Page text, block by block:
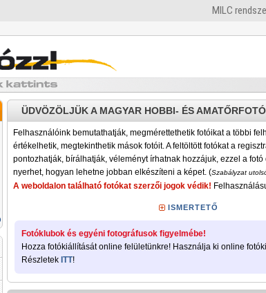
MILC
ÜDVÖZÖLJÜK A MAGYAR HOBBI- ÉS
Felhasználóink bemutathatják, megmérettethetik fotóikat a többi
értékelhetik, megtekinthetik mások fotóit. A feltöltött fotókat a
pontozhatják, bírálhatják, véleményt írhatnak hozzájuk, ezzel a
nyerhet, hogyan lehetne jobban elkészíteni a képet. (Szabályzat
A weboldalon található fotókat szerzői jogok védik!
ISMERTETŐ
Fotóklubok és egyéni fotográfusok figyelmébe!
Hozza fotókiállítását online felületünkre! Használja ki online
Részletek ITT!